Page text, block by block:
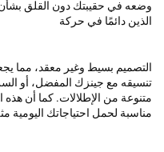
وضعه في حقيبتك دون القلق بشأن
الذين دائمًا في حركة
التصميم بسيط وغير معقد، مما
تنسيقه مع جينزك المفضل، أو
متنوعة من الإطلالات. كما أن
مناسبة لحمل احتياجاتك اليومية